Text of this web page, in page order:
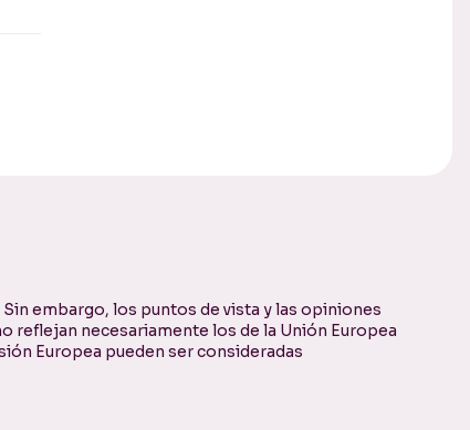
embargo, los puntos de vista y las opiniones
reflejan necesariamente los de la Unión Europea
Europea pueden ser consideradas